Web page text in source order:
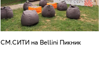
СМ.СИТИ на Bellini Пикник